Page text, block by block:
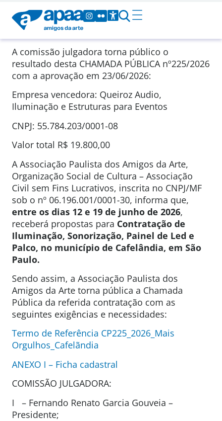
A comissão julgadora torna público o
resultado desta CHAMADA PÚBLICA nº225/2026
com a aprovação em 23/06/2026:
Empresa vencedora: Queiroz Audio,
Iluminação e Estruturas para Eventos
CNPJ: 55.784.203/0001-08
Valor total R$ 19.800,00
A Associação Paulista dos Amigos da Arte,
Organização Social de Cultura – Associação
Civil sem Fins Lucrativos, inscrita no CNPJ/MF
sob o nº 06.196.001/0001-30, informa que,
entre os dias 12 e 19 de junho de 2026,
receberá propostas para Contratação de
Iluminação, Sonorização, Painel de Led e
Palco, no município de Cafelândia, em São
Paulo.
Sendo assim, a Associação Paulista dos
Amigos da Arte torna pública a Chamada
Pública da referida contratação com as
seguintes exigências e necessidades:
Termo de Referência CP225_2026_Mais
Orgulhos_Cafelãndia
ANEXO I – Ficha cadastral
COMISSÃO JULGADORA:
I – Fernando Renato Garcia Gouveia –
Presidente;